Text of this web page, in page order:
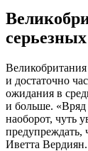
и достаточно
ожидания в
и больше. «Вряд
наоборот, чуть
предупреждать,
Иветта Вердиян.